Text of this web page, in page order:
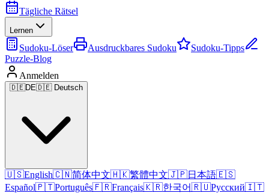
Tägliche Rätsel
Lernen
Sudoku-Löser Ausdruckbares Sudoku
Sudoku-Tipps
Puzzle-Blog
Anmelden
🇩🇪DE🇩🇪 Deutsch
🇺🇸English🇨🇳简体中文🇭🇰繁體中文🇯🇵日本語🇪🇸
Español🇵🇹Português🇫🇷Français🇰🇷한국어🇷🇺Русский🇮🇹